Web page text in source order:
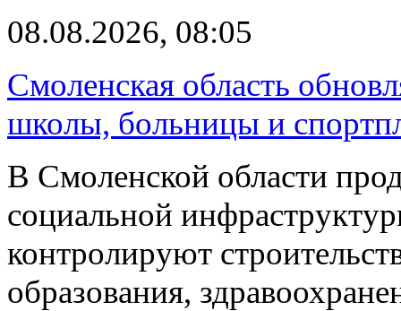
08.08.2026, 08:05
Смоленская область
школы, больницы и
В Смоленской области
социальной
контролируют
образования,